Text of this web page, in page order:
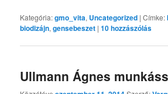
Kategória:gmo_vita, Uncategorized |Címke:
biodizájn,gensebeszet |10hozzászólás
Ullmann Ágnes